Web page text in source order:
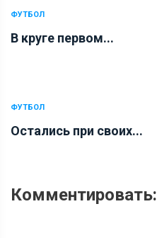
ФУТБОЛ
В круге первом...
ФУТБОЛ
Остались при своих...
Комментировать: